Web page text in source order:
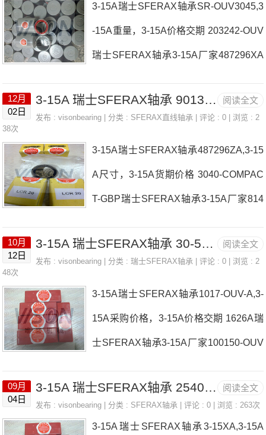
荐：3-15A， ，热销品牌推荐：6090-L
R-A3045-OUV-A3-15A3-15A价格,3-15A
采购3-15A价格,3-15A采购3552ZA瑞士S
士SFERAX轴承3-15A价格，816XA瑞士
3-15A瑞士SFERAX轴承SR-OUV3045,3
-15A重量，3-15A价格交期 203242-OUV
瑞士SFERAX轴承3-15A厂家487296XA
45XA203242-OUV-B瑞士SFERAX轴承3
号推荐：3-15A， ，热销品牌推荐：901
35-OUV-B70105A3-15A3-15A价格,3-15
A采购3-15A价格,3-15A采购SA-KUB203
0XA瑞士SFERAX轴承3-15A价格，3045
阅读全文
12月
02日
3-15A 瑞士SFERAX轴承 90135-OUV-B
发布 :visonbearing | 分类 : SFERAX直线轴承 | 评论 : 0 | 浏览 : 2
38次
3-15A瑞士SFERAX轴承487296ZA,3-15
A尺寸，3-15A货期价格 3040-COMPAC
T-GBP瑞士SFERAX轴承3-15A厂家814
-15A价格162536-OUV-B SR-M-12瑞士S
采购 热销型号推荐： 3-15A， ， 热
销品牌推荐： 5075ZA 510-SMX 3-15A3
-15A价格,3-15A采购3-15A价格,3-15A采
阅读全文
10月
12日
3-15A 瑞士SFERAX轴承 30-50,8BA
发布 :visonbearing | 分类 :瑞士SFERAX轴承 | 评论 : 0 | 浏览 : 2
48次
3-15A瑞士SFERAX轴承1017-OUV-A,3-
15A采购价格，3-15A价格交期 1626A瑞
士SFERAX轴承3-15A厂家100150-OUV
S-OUV4060 61014B瑞士SFERAX轴承3
阅读全文
09月
04日
3-15A 瑞士SFERAX轴承 2540-HT-BA
发布 :visonbearing | 分类 : SFERAX轴承 | 评论 : 0 | 浏览 : 263次
3-15A瑞士SFERAX轴承3-15XA,3-15A